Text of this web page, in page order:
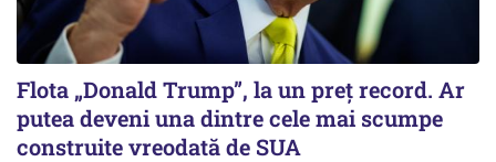
Flota „Donald Trump”, la un preț record. Ar
putea deveni una dintre cele mai scumpe
construite vreodată de SUA